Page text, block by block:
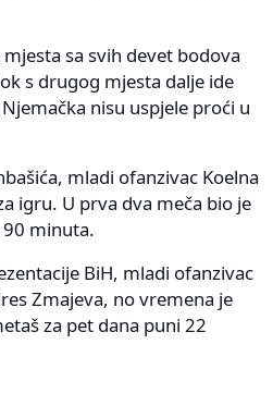
sa svih devet bodova
s drugog mjesta dalje ide
nisu uspjele proći u
mladi ofanzivac Koelna
igru. U prva dva meča bio je
minuta.
BiH, mladi ofanzivac
Zmajeva, no vremena je
za pet dana puni 22